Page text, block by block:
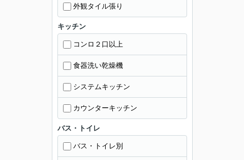
外観タイル張り
キッチン
コンロ２口以上
食器洗い乾燥機
システムキッチン
カウンターキッチン
バス・トイレ
バス・トイレ別